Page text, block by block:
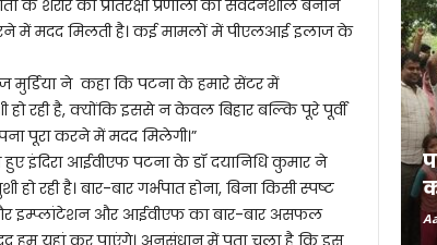
के शरीर की प्रतिरक्षा प्रणाली को संवेदनशील बनाने
में मदद मिलती है। कई मामलों में पीएलआई इलाज के
मुर्डिया ने कहा कि पटना के हमारे सेंटर में
रही है, क्योंकि इससे न केवल बिहार बल्कि पूरे पूर्वी
पूरा करने में मदद मिलेगी।”
इंदिरा आईवीएफ पटना के डॉ दयानिधि कुमार ने
रही है। बार-बार गर्भपात होना, बिना किसी स्पष्ट
और आईवीएफ का बार-बार असफल
हम यहां कर पाएंगे। अनुसंधान में पता चला है कि इस